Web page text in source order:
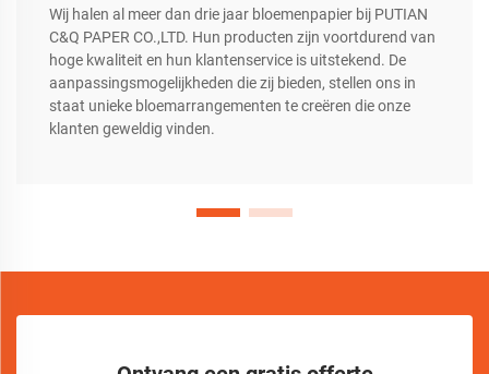
Wij halen al meer dan drie jaar bloemenpapier bij PUTIAN
C&Q PAPER CO.,LTD. Hun producten zijn voortdurend van
hoge kwaliteit en hun klantenservice is uitstekend. De
aanpassingsmogelijkheden die zij bieden, stellen ons in
staat unieke bloemarrangementen te creëren die onze
klanten geweldig vinden.